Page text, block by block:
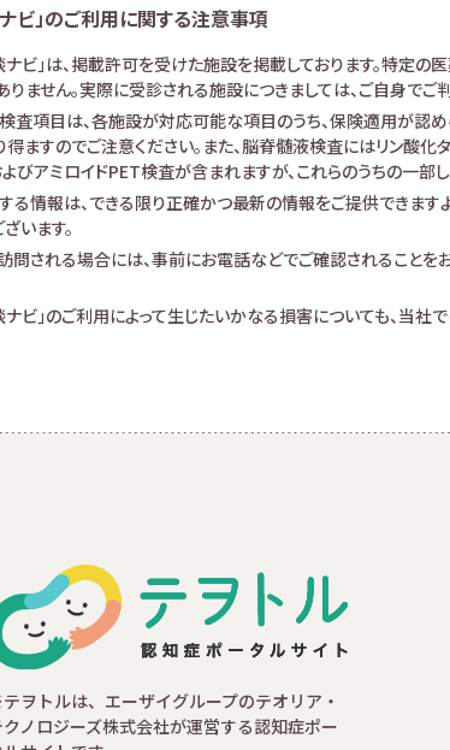
ビ」のご利用に関する注意事項
ナビ」は、掲載許可を受けた施設を掲載しております。特定
ません。実際に受診される施設につきましては、ご自身でご
査項目は、各施設が対応可能な項目のうち、保険適用が認
得ますのでご注意ください。また、脳脊髄液検査にはリン酸
びアミロイドPET検査が含まれますが、これらのうちの一部
る情報は、できる限り正確かつ最新の情報をご提供できま
います。
問される場合には、事前にお電話などでご確認されること
ナビ」のご利用によって生じたいかなる損害についても、当社
ヲトルは、エーザイグループのテオリア・
クノロジーズ株式会社が運営する認知症ポー